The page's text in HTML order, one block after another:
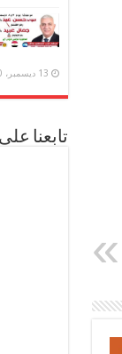
13 ديسمبر، 2020
تابعنا